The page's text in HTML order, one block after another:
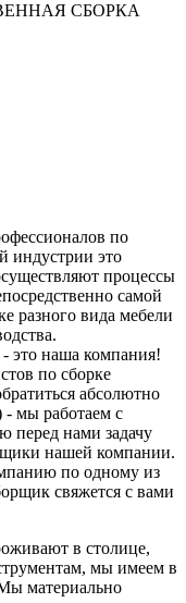
СБОРКА
по
индустрии это
процессы
самой
разного вида мебели
наша компания!
по сборке
абсолютно
- мы работаем с
нами задачу
нашей компании.
по одному из
свяжется с вами
в столице,
мы имеем в
материально